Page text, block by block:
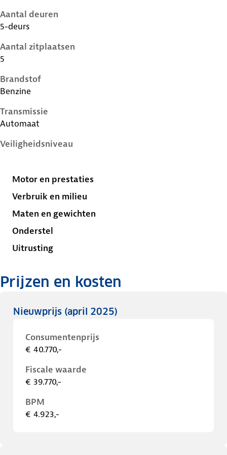
Aantal deuren
5-deurs
Aantal zitplaatsen
5
Brandstof
Benzine
Transmissie
Automaat
Veiligheidsniveau
Motor en prestaties
Verbruik en milieu
Maten en gewichten
Onderstel
Uitrusting
Prijzen en kosten
Nieuwprijs (april 2025)
Consumentenprijs
€ 40.770,-
Fiscale waarde
€ 39.770,-
BPM
€ 4.923,-